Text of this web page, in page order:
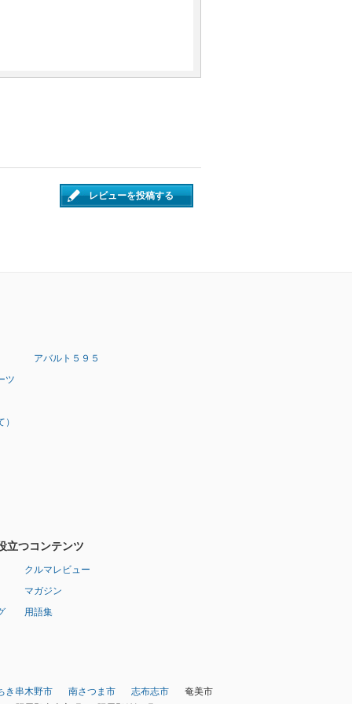
レビューを投稿する
ツ
アバルト５９５
立つコンテンツ
クルマレビュー
マガジン
用語集
き串木野市 南さつま市 志布志市
奄美市